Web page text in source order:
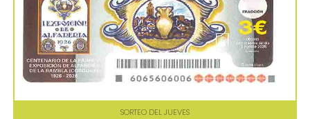
SORTEO DEL JUEVES